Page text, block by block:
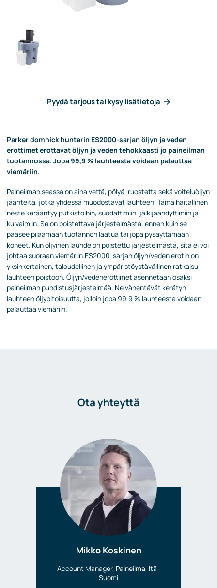
Pyydä tarjous tai kysy lisätietoja
Parker domnick hunterin ES2000-sarjan öljyn ja veden
erottimet erottavat öljyn ja veden tehokkaasti jo paineilman
tuotannossa. Jopa 99,9 % lauhteesta voidaan palauttaa
viemäriin.
Paineilman seassa on aina vettä, pölyä, ruostetta sekä voiteluöljyn
jäänteitä, jotka yhdessä muodostavat lauhteen. Tämä haitallinen
neste kerääntyy putkistoihin, suodattimiin, jälkijäähdyttimiin ja
kuivaimiin. Se on poistettava järjestelmästä, ennen kuin se
pääsee pilaamaan tuotannon laatua tai jopa pysäyttämään
koneet. Kun öljyinen lauhde on poistettu järjestelmästä, sitä ei voi
johtaa suoraan viemäriin.ES2000-sarjan öljyn/veden erotin on
yksinkertainen, taloudellinen ja ympäristöystävällinen ratkaisu
lauhteen poistoon. Öljyn/vedenerottimet asennetaan osaksi
paineilman puhdistusjärjestelmää. Ne vähentävät kerätyn
lauhteen öljypitoisuutta, jolloin jopa 99,9 % lauhteesta voidaan
palauttaa viemäriin.
Ota yhteyttä
Mikko Koskinen
Account Manager, Paineilma, Itä-
Suomi